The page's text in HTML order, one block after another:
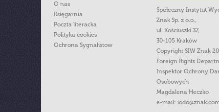
O nas
Księgarnia
Poczta literacka
Polityka cookies
Ochrona Sygnalistow
Społeczny Instytut
Znak Sp. z o.o.,
ul. Kościuszki 37,
30-105 Kraków
Copyright SIW Znak
Foreign Rights
Inspektor Ochrony
Osobowych
Magdalena Heczko
e-mail: